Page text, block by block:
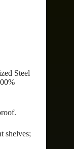
Steel
shelves;